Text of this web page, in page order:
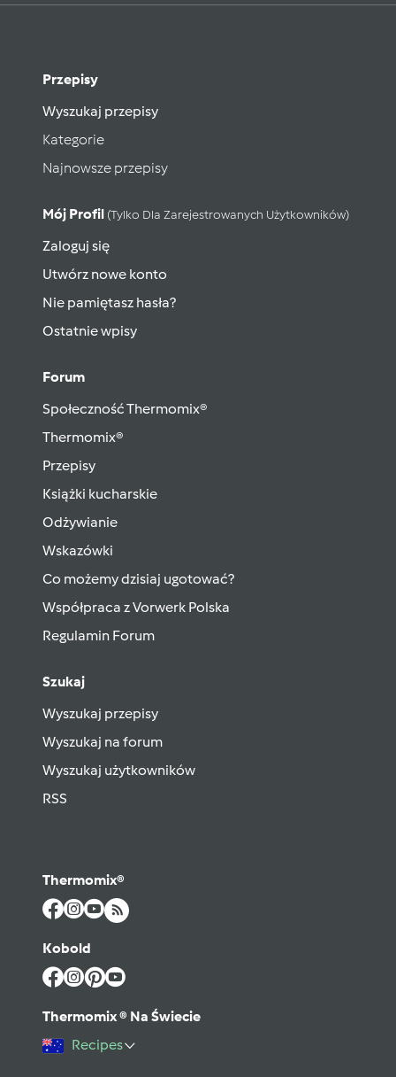
Przepisy
Wyszukaj przepisy
Kategorie
Najnowsze przepisy
Mój Profil (tylko Dla Zarejestrowanych Użytkowników)
Zaloguj się
Utwórz nowe konto
Nie pamiętasz hasła?
Ostatnie wpisy
Forum
Społeczność Thermomix®
Thermomix®
Przepisy
Książki kucharskie
Odżywianie
Wskazówki
Co możemy dzisiaj ugotować?
Współpraca z Vorwerk Polska
Regulamin Forum
Szukaj
Wyszukaj przepisy
Wyszukaj na forum
Wyszukaj użytkowników
RSS
Thermomix®
Kobold
Thermomix ® Na Świecie
Recipes